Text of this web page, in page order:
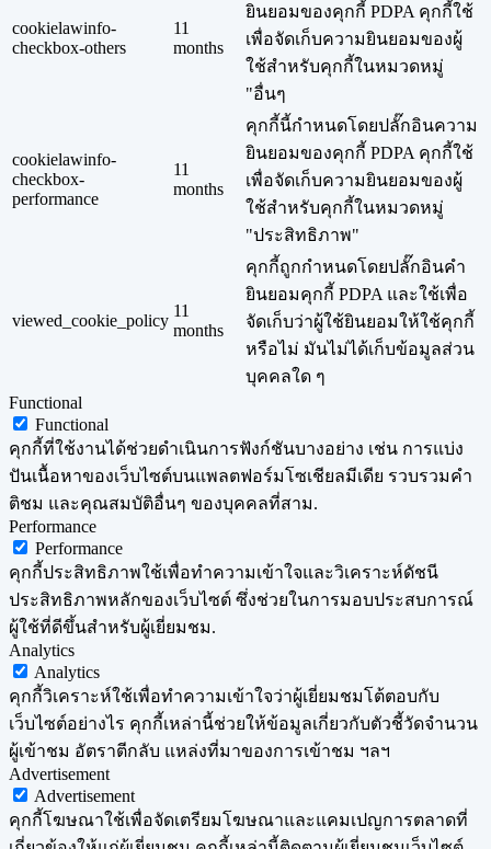
cookielawinfo-
checkbox-others
11
months
ยินยอมของคุกกี้ PDPA คุกกี้ใช้
เพื่อจัดเก็บความยินยอมของผู้
ใช้สำหรับคุกกี้ในหมวดหมู่
"อื่นๆ
cookielawinfo-
checkbox-
performance
11
months
คุกกี้นี้กำหนดโดยปลั๊กอินความ
ยินยอมของคุกกี้ PDPA คุกกี้ใช้
เพื่อจัดเก็บความยินยอมของผู้
ใช้สำหรับคุกกี้ในหมวดหมู่
"ประสิทธิภาพ"
viewed_cookie_policy
11
months
คุกกี้ถูกกำหนดโดยปลั๊กอินคำ
ยินยอมคุกกี้ PDPA และใช้เพื่อ
จัดเก็บว่าผู้ใช้ยินยอมให้ใช้คุกกี้
หรือไม่ มันไม่ได้เก็บข้อมูลส่วน
บุคคลใด ๆ
Functional
Functional
คุกกี้ที่ใช้งานได้ช่วยดำเนินการฟังก์ชันบางอย่าง เช่น การแบ่ง
ปันเนื้อหาของเว็บไซต์บนแพลตฟอร์มโซเชียลมีเดีย รวบรวมคำ
ติชม และคุณสมบัติอื่นๆ ของบุคคลที่สาม.
Performance
Performance
คุกกี้ประสิทธิภาพใช้เพื่อทำความเข้าใจและวิเคราะห์ดัชนี
ประสิทธิภาพหลักของเว็บไซต์ ซึ่งช่วยในการมอบประสบการณ์
ผู้ใช้ที่ดีขึ้นสำหรับผู้เยี่ยมชม.
Analytics
Analytics
คุกกี้วิเคราะห์ใช้เพื่อทำความเข้าใจว่าผู้เยี่ยมชมโต้ตอบกับ
เว็บไซต์อย่างไร คุกกี้เหล่านี้ช่วยให้ข้อมูลเกี่ยวกับตัวชี้วัดจำนวน
ผู้เข้าชม อัตราตีกลับ แหล่งที่มาของการเข้าชม ฯลฯ
Advertisement
Advertisement
คุกกี้โฆษณาใช้เพื่อจัดเตรียมโฆษณาและแคมเปญการตลาดที่